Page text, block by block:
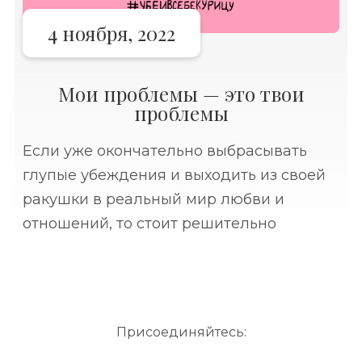
4 ноября, 2022
Мои проблемы — это твои
проблемы
Если уже окончательно выбрасывать
глупые убеждения и выходить из своей
ракушки в реальный мир любви и
отношений, то стоит решительно
Присоединяйтесь: